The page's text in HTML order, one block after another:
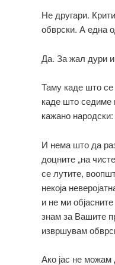
Не другари.
обврски. А една
Да. За жал дури
Таму каде што се
каде што седиме
кажано народски:
И нема што да
доцните „на
се лутите,
некоја
и не ми
знам за Вашите
извршувам
Ако јас не